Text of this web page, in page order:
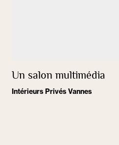
Un salon multimédia
Intérieurs Privés Vannes